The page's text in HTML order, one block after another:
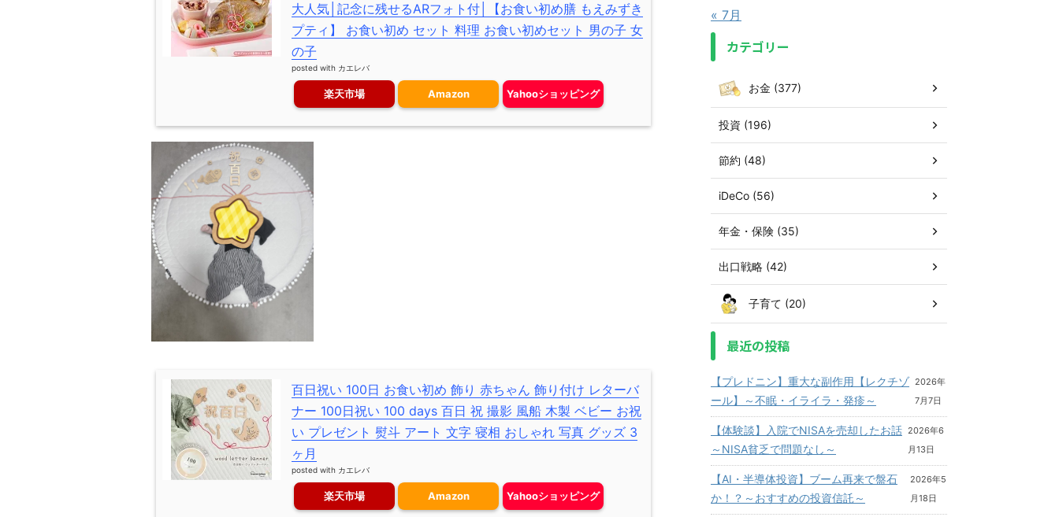
大人気│記念に残せるARフォト付│【お食い初め膳 もえみずき
プティ】 お食い初め セット 料理 お食い初めセット 男の子 女
の子
posted with カエレバ
楽天市場 Amazon Yahooショッピング
百日祝い 100日 お食い初め 飾り 赤ちゃん 飾り付け レターバ
ナー 100日祝い 100 days 百日 祝 撮影 風船 木製 ベビー お祝
い プレゼント 熨斗 アート 文字 寝相 おしゃれ 写真 グッズ 3
ヶ月
posted with カエレバ
楽天市場 Amazon Yahooショッピング
« 7月
カテゴリー
お金 (377)
投資 (196)
節約 (48)
iDeCo (56)
年金・保険 (35)
出口戦略 (42)
子育て (20)
最近の投稿
【プレドニン】重大な副作用【レクチゾ
ール】～不眠・イライラ・発疹～
2026年
7月7日
【体験談】入院でNISAを売却したお話
～NISA貧乏で問題なし～
2026年6
月13日
【AI・半導体投資】ブーム再来で盤石
か！？～おすすめの投資信託～
2026年5
月18日